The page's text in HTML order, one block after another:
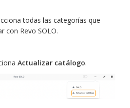
todas las categorías que
con Revo SOLO.
Actualizar catálogo.